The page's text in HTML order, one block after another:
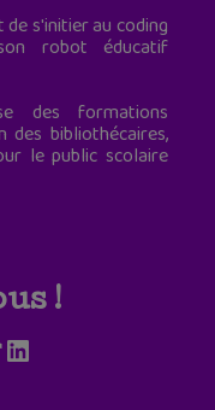
s'initier au coding
robot éducatif
des formations
des bibliothécaires,
le public scolaire
!
LinkedIn